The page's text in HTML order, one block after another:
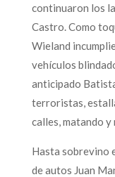
continuaron los
Castro. Como
Wieland
vehículos
anticipado
terroristas,
calles, matando
Hasta sobrevino
de autos Juan